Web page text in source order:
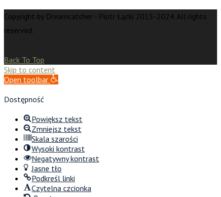
Copyright by Dreamcatcher - Piotr Łącki 2015-2024. All rights
reserved.
Back To Top
Skip to content
Open toolbar
Dostępność
Powiększ tekst
Zmniejsz tekst
Skala szarości
Wysoki kontrast
Negatywny kontrast
Jasne tło
Podkreśl linki
Czytelna czcionka